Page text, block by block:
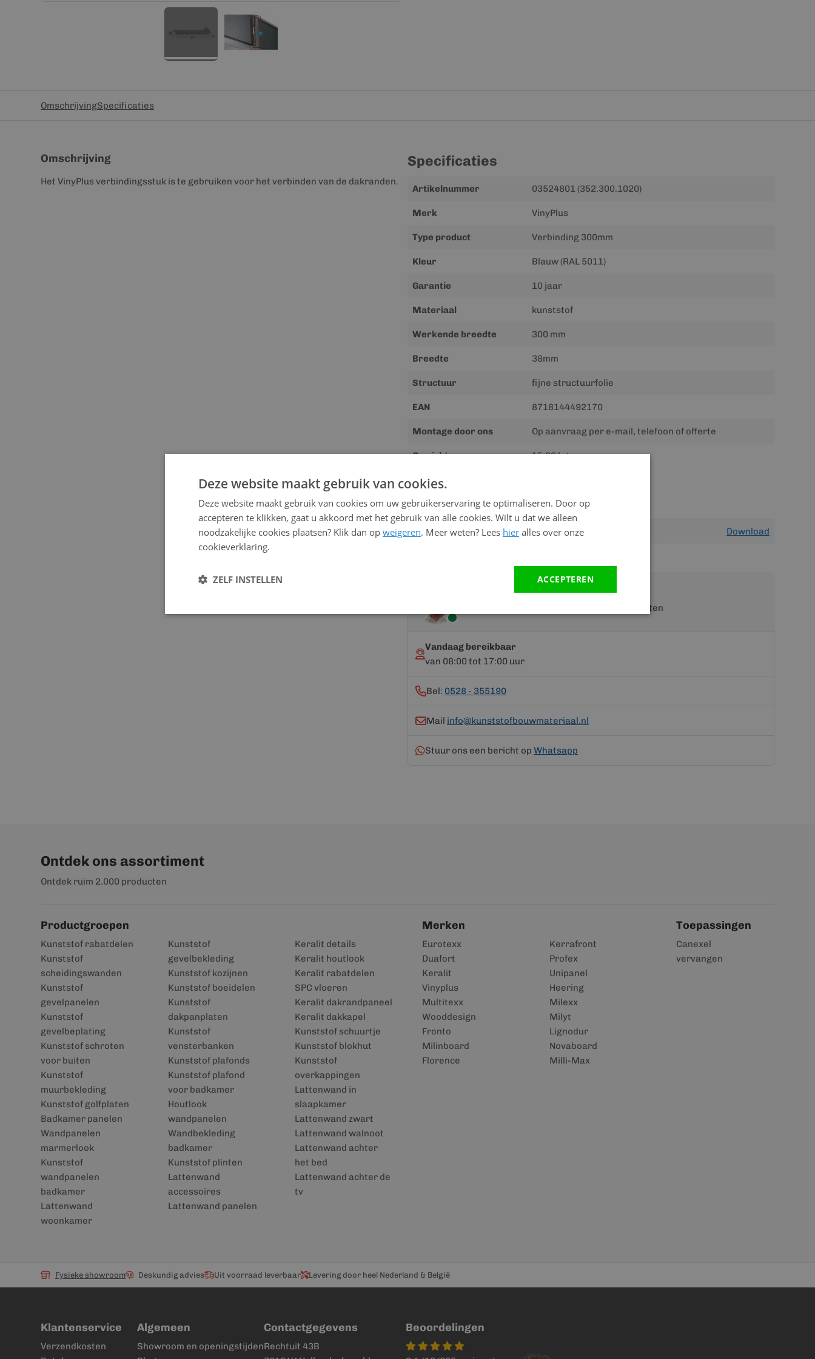
OmschrijvingSpecificaties
Omschrijving
Het VinyPlus verbindingsstuk is te gebruiken voor het verbinden van de dakranden.
Specificaties
Meer
Artikelnummer 03524801 (352.300.1020)
Merk VinyPlus
Type product Verbinding 300mm
Kleur Blauw (RAL 5011)
Garantie 10 jaar
Materiaal kunststof
Werkende breedte 300 mm
Breedte 38mm
Structuur fijne structuurfolie
EAN 8718144492170
Montage door ons Op aanvraag per e-mail, telefoon of offerte
Gewicht 15.00 kg
Downloads
informatie
Handleiding Download
Advies nodig?
Neem contact op met een van onze specialisten
Vandaag bereikbaar
van 08:00 tot 17:00 uur
Bel: 0528 - 355190
Mail info@kunststofbouwmateriaal.nl
Stuur ons een bericht op Whatsapp
Ontdek ons assortiment
Ontdek ruim 2.000 producten
Productgroepen
Kunststof rabatdelen
Kunststof
scheidingswanden
Kunststof
gevelpanelen
Kunststof
gevelbeplating
Kunststof schroten
voor buiten
Kunststof
muurbekleding
Kunststof golfplaten
Badkamer panelen
Wandpanelen
marmerlook
Kunststof
wandpanelen
badkamer
Lattenwand
woonkamer
Kunststof
gevelbekleding
Kunststof kozijnen
Kunststof boeidelen
Kunststof
dakpanplaten
Kunststof
vensterbanken
Kunststof plafonds
Kunststof plafond
voor badkamer
Houtlook
wandpanelen
Wandbekleding
badkamer
Kunststof plinten
Lattenwand
accessoires
Lattenwand panelen
Keralit details
Keralit houtlook
Keralit rabatdelen
SPC vloeren
Keralit dakrandpaneel
Keralit dakkapel
Kunststof schuurtje
Kunststof blokhut
Kunststof
overkappingen
Lattenwand in
slaapkamer
Lattenwand zwart
Lattenwand walnoot
Lattenwand achter
het bed
Lattenwand achter de
tv
Merken
Eurotexx
Duafort
Keralit
Vinyplus
Multitexx
Wooddesign
Fronto
Milinboard
Florence
Kerrafront
Profex
Unipanel
Heering
Milexx
Milyt
Lignodur
Novaboard
Milli-Max
Toepassingen
Canexel
vervangen
Fysieke showroom Deskundig advies Uit voorraad leverbaar Levering door heel Nederland & België
Klantenservice
Verzendkosten
Algemeen
Showroom en openingstijden
Contactgegevens
Rechtuit 43B
Beoordelingen
Deze website maakt gebruik van cookies.
Deze website maakt gebruik van cookies om uw gebruikerservaring te optimaliseren. Door op
accepteren te klikken, gaat u akkoord met het gebruik van alle cookies. Wilt u dat we alleen
noodzakelijke cookies plaatsen? Klik dan op weigeren. Meer weten? Lees hier alles over onze
cookieverklaring.
ACCEPTEREN
ZELF INSTELLEN